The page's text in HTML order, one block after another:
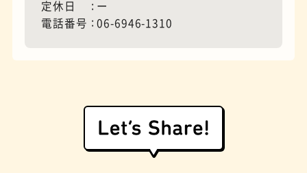
モーニング
定休日
ー
電話番号
06-6946-1310